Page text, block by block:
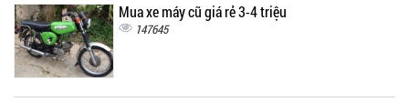
Mua xe máy cũ giá rẻ 3-4 triệu
147645